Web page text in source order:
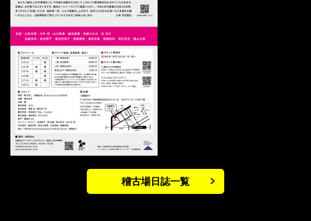
稽古場日誌一覧